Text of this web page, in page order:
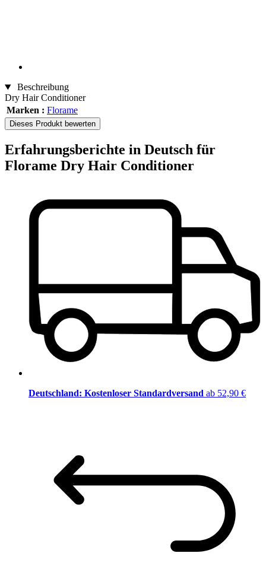
Beschreibung
Dry Hair Conditioner
Marken : Florame
Dieses Produkt bewerten
Erfahrungsberichte in Deutsch für
Florame Dry Hair Conditioner
Deutschland: Kostenloser Standardversand ab 52,90 €